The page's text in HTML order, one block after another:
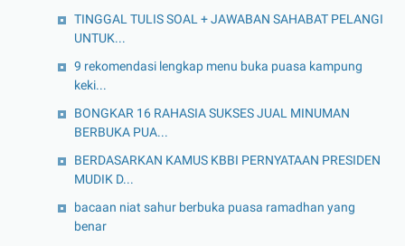
TINGGAL TULIS SOAL + JAWABAN SAHABAT PELANGI
UNTUK...
9 rekomendasi lengkap menu buka puasa kampung
keki...
BONGKAR 16 RAHASIA SUKSES JUAL MINUMAN
BERBUKA PUA...
BERDASARKAN KAMUS KBBI PERNYATAAN PRESIDEN
MUDIK D...
bacaan niat sahur berbuka puasa ramadhan yang
benar